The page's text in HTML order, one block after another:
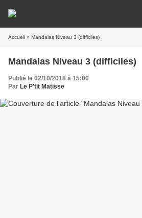
Accueil » Mandalas Niveau 3 (difficiles)
Mandalas Niveau 3 (difficiles)
Publié le 02/10/2018 à 15:00
Par Le P'tit Matisse